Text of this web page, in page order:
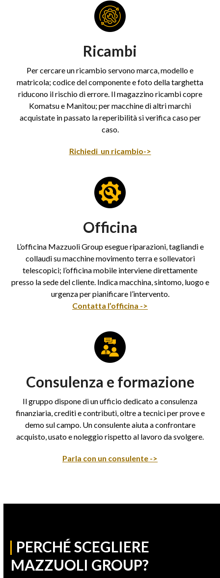
Ricambi
Per cercare un ricambio servono marca, modello e
matricola; codice del componente e foto della targhetta
riducono il rischio di errore. Il magazzino ricambi copre
Komatsu e Manitou; per macchine di altri marchi
acquistate in passato la reperibilità si verifica caso per
caso.
Richiedi un ricambio->
Officina
L’officina Mazzuoli Group esegue riparazioni, tagliandi e
collaudi su macchine movimento terra e sollevatori
telescopici; l’officina mobile interviene direttamente
presso la sede del cliente. Indica macchina, sintomo, luogo e
urgenza per pianificare l’intervento.
Contatta l’officina ->
Consulenza e formazione
Il gruppo dispone di un ufficio dedicato a consulenza
finanziaria, crediti e contributi, oltre a tecnici per prove e
demo sul campo. Un consulente aiuta a confrontare
acquisto, usato e noleggio rispetto al lavoro da svolgere.
Parla con un consulente ->
| PERCHÉ SCEGLIERE
MAZZUOLI GROUP?